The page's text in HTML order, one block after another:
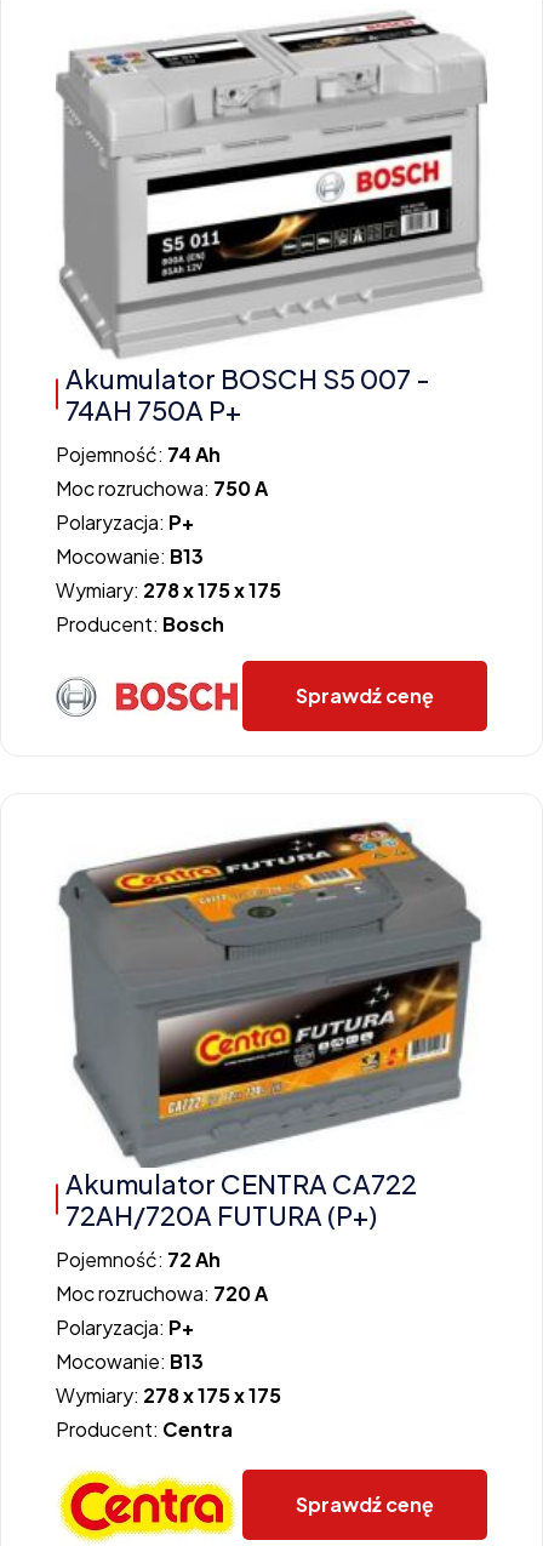
Akumulator BOSCH S5 007 -
74AH 750A P+
Pojemność: 74 Ah
Moc rozruchowa: 750 A
Polaryzacja: P+
Mocowanie: B13
Wymiary: 278 x 175 x 175
Producent: Bosch
Sprawdź cenę
Akumulator CENTRA CA722
72AH/720A FUTURA (P+)
Pojemność: 72 Ah
Moc rozruchowa: 720 A
Polaryzacja: P+
Mocowanie: B13
Wymiary: 278 x 175 x 175
Producent: Centra
Sprawdź cenę